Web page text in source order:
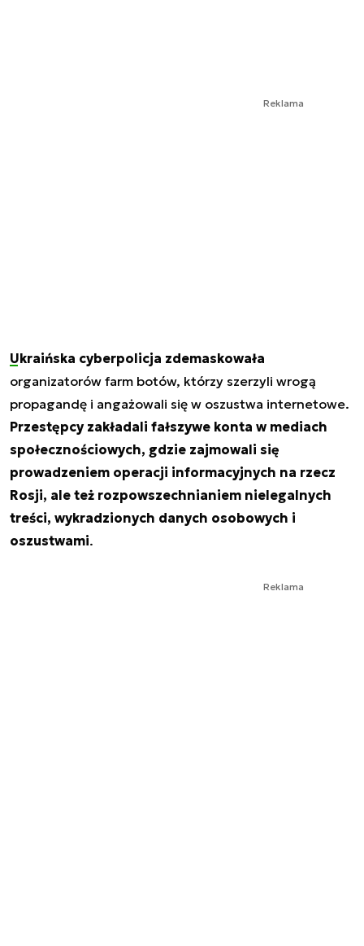
Reklama
Ukraińska cyberpolicja zdemaskowała
organizatorów farm botów, którzy szerzyli wrogą
propagandę i angażowali się w oszustwa internetowe.
Przestępcy zakładali fałszywe konta w mediach
społecznościowych, gdzie zajmowali się
prowadzeniem operacji informacyjnych na rzecz
Rosji, ale też rozpowszechnianiem nielegalnych
treści, wykradzionych danych osobowych i
oszustwami.
Reklama